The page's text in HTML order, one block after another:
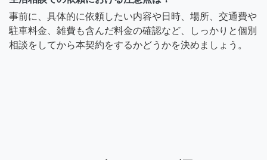
事前に、具体的に依頼したい内容や日時、場所、交通費や
駐車料金、雑費も含んだ料金の確認など、しっかりと個別
相談をしてから本契約をするかどうかを決めましょう。